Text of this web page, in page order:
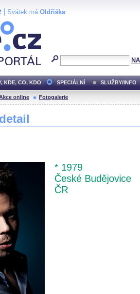
Svátek má Oldřiška
KDE, CO, KDO SPECIÁLNÍ SLUŽBY/INFO
online Fotogalerie
* 1979
České Budějovice
ČR